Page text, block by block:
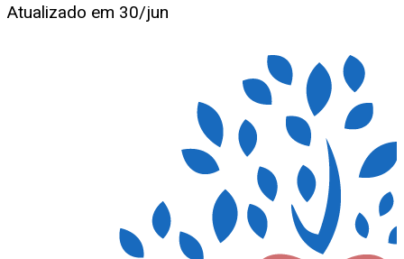
Atualizado em 30/jun